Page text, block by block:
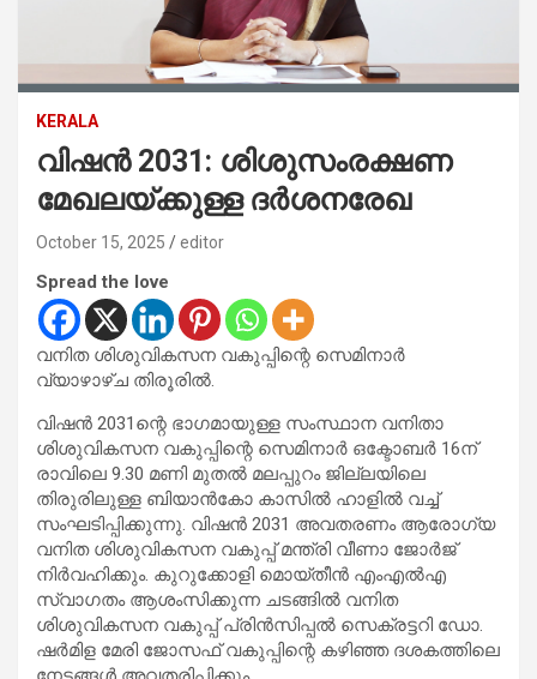
KERALA
വിഷന്‍ 2031: ശിശുസംരക്ഷണ
മേഖലയ്ക്കുള്ള ദര്‍ശനരേഖ
October 15, 2025 editor
Spread the love
വനിത ശിശുവികസന വകുപ്പിന്റെ സെമിനാര്‍
വ്യാഴാഴ്ച തിരൂരില്‍.
വിഷന്‍ 2031ന്റെ ഭാഗമായുള്ള സംസ്ഥാന വനിതാ
ശിശുവികസന വകുപ്പിന്റെ സെമിനാര്‍ ഒക്ടോബര്‍ 16ന്
രാവിലെ 9.30 മണി മുതല്‍ മലപ്പുറം ജില്ലയിലെ
തിരുരിലുള്ള ബിയാന്‍കോ കാസില്‍ ഹാളില്‍ വച്ച്
സംഘടിപ്പിക്കുന്നു. വിഷന്‍ 2031 അവതരണം ആരോഗ്യ
വനിത ശിശുവികസന വകുപ്പ് മന്ത്രി വീണാ ജോര്‍ജ്
നിര്‍വഹിക്കും. കുറുക്കോളി മൊയ്തീന്‍ എംഎല്‍എ
സ്വാഗതം ആശംസിക്കുന്ന ചടങ്ങില്‍ വനിത
ശിശുവികസന വകുപ്പ് പ്രിന്‍സിപ്പല്‍ സെക്രട്ടറി ഡോ.
ഷര്‍മിള മേരി ജോസഫ് വകുപ്പിന്റെ കഴിഞ്ഞ ദശകത്തിലെ